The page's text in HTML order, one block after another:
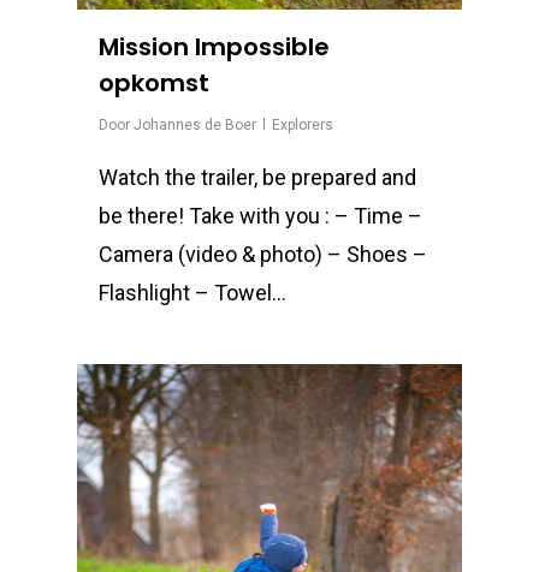
Mission Impossible
opkomst
Door Johannes de Boer Explorers
Watch the trailer, be prepared and
be there! Take with you : – Time –
Camera (video & photo) – Shoes –
Flashlight – Towel…